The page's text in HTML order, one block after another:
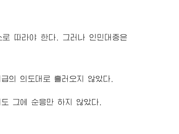
따라야 한다. 그러나 인민대중은
의 의도대로 흘러오지 않았다.
그에 순응만 하지 않았다.